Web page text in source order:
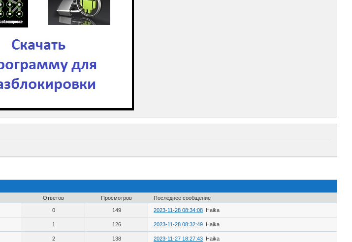
Ответов Просмотров Последнее сообщение
0 149 2023-11-28 08:34:08 Haika
1 126 2023-11-28 08:32:49 Haika
2 138 2023-11-27 18:27:43 Haika